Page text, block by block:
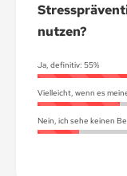
nutzen?
Ja, definitiv: 55%
Vielleicht, wenn es
Nein, ich sehe keinen